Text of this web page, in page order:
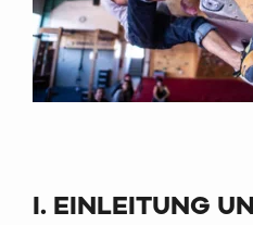
I. EINLEITUNG